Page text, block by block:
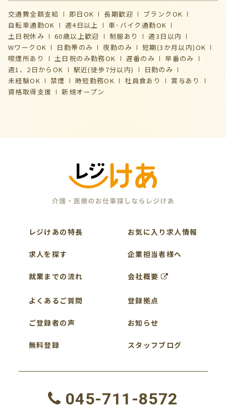
交通費全額支給 即日OK 長期歓迎
ブランクOK
自転車通勤OK
週4日以上
車･バイク通勤OK
土日祝休み
60歳以上歓迎 制服あり
週3日以内
WワークOK
日勤帯のみ 夜勤のみ
短期(3か月以内)OK
喫煙所あり
土日祝のみ勤務OK 遅番のみ
早番のみ
週1、2日からOK
駅近(徒歩7分以内)
日勤のみ
未経験OK
禁煙 時短勤務OK 社員食あり
賞与あり
資格取得支援
新規オープン
レジけあの特長
求人を探す
就業までの流れ
よくあるご質問
ご登録者の声
無料登録
お気に入り求人情報
企業担当者様へ
会社概要
登録拠点
お知らせ
スタッフブログ
045-711-8572